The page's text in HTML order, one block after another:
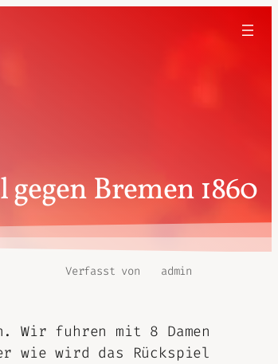
Bremen 1860
Verfasst von admin
Wir fuhren mit 8 Damen
wie wird das Rückspiel